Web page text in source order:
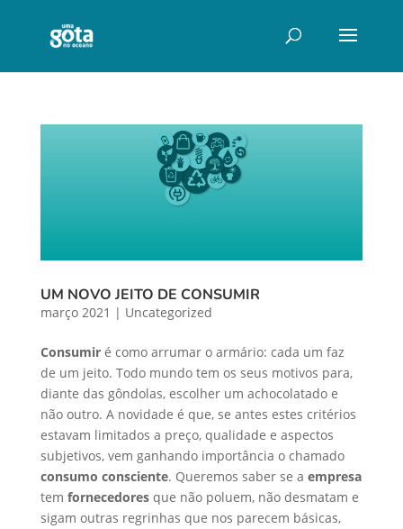
UM NOVO JEITO DE CONSUMIR
março 2021 | Uncategorized
Consumiré como arrumar o armário: cada um faz
de um jeito. Todo mundo tem os seus motivos para,
diante das gôndolas, escolher um achocolatado e
não outro. A novidade é que, se antes estes critérios
estavam limitados a preço, qualidade e aspectos
subjetivos, vem ganhando importância o chamado
consumo consciente. Queremos saber se a empresa
tem fornecedoresque não poluem, não desmatam e
sigam outras regrinhas que nos parecem básicas,